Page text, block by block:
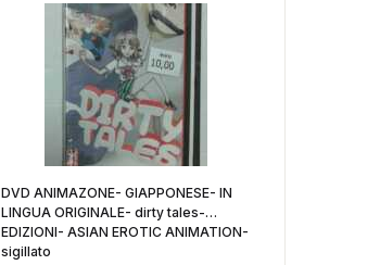
DVD ANIMAZONE- GIAPPONESE- IN
LINGUA ORIGINALE- dirty tales-
EDIZIONI- ASIAN EROTIC ANIMATION-
sigillato